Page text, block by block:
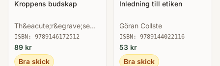
Kroppens budskap
Th&eacute;r&egrave;se
Bertherat
ISBN: 9789146172512
89 kr
Bra skick
Inledning till etiken
Göran Collste
ISBN: 9789144022116
53 kr
Bra skick